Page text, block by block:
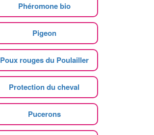
Phéromone bio
Pigeon
Poux rouges du Poulailler
Protection du cheval
Pucerons